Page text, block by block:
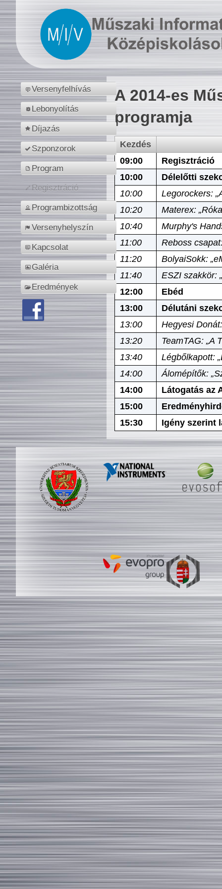
Versenyfelhívás
Lebonyolítás
Díjazás
Szponzorok
Program
Regisztráció
Programbizottság
Versenyhelyszín
Kapcsolat
Galéria
Eredmények
A 2014-es
programja
Kezdés
09:00
Regisztráció
10:00
Délelőtti
10:00
Legorockers:
10:20
Materex:
10:40
Murphy's
11:00
Reboss
11:20
BolyaiSokk:
11:40
ESZI szakkör:
12:00
Ebéd
13:00
Délutáni
13:00
Hegyesi
13:20
TeamTAG: „A
13:40
Légbőlkapott:
14:00
Álomépítők:
14:00
Látogatás az
15:00
15:30
Igény szerint